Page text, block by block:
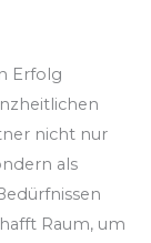
Erfolg
nicht nur
als
Raum, um